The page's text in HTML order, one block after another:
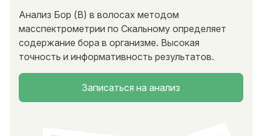
Анализ Бор (B) в волосах методом
масспектрометрии по Скальному определяет
содержание бора в организме. Высокая
точность и информативность результатов.
Записаться на анализ